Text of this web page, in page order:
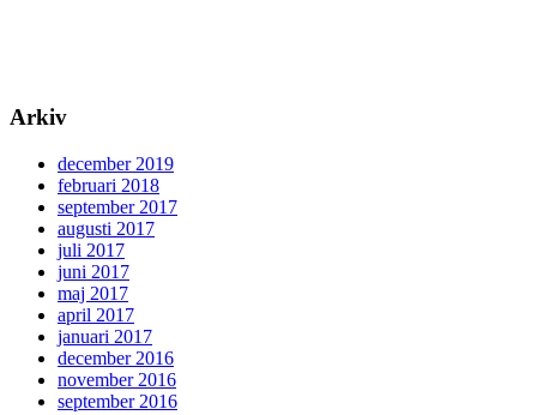
Arkiv
december 2019
februari 2018
september 2017
augusti 2017
juli 2017
juni 2017
maj 2017
april 2017
januari 2017
december 2016
november 2016
september 2016